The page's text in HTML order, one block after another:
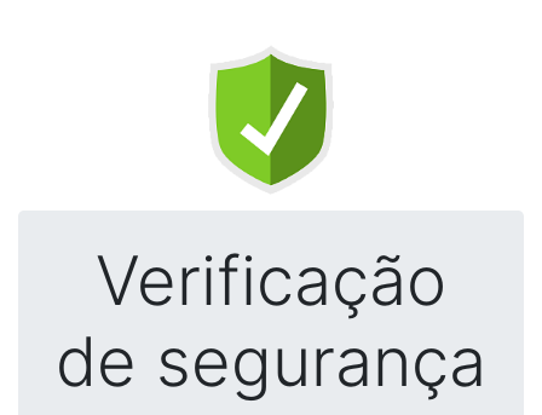
Verificação
de segurança